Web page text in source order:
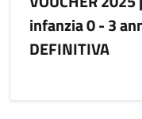
infanzia 0 - 3
DEFINITIVA